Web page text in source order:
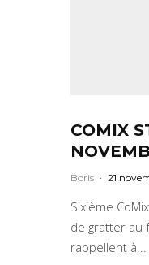
COMIX
Boris · 21
Sixième
de gratter au
rappellent à...